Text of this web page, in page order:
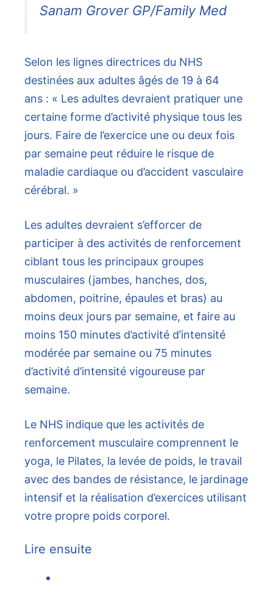
Sanam Grover GP/Family Med
Selon les lignes directrices du NHS
destinées aux adultes âgés de 19 à 64
ans : « Les adultes devraient pratiquer une
certaine forme d’activité physique tous les
jours. Faire de l’exercice une ou deux fois
par semaine peut réduire le risque de
maladie cardiaque ou d’accident vasculaire
cérébral. »
Les adultes devraient s’efforcer de
participer à des activités de renforcement
ciblant tous les principaux groupes
musculaires (jambes, hanches, dos,
abdomen, poitrine, épaules et bras) au
moins deux jours par semaine, et faire au
moins 150 minutes d’activité d’intensité
modérée par semaine ou 75 minutes
d’activité d’intensité vigoureuse par
semaine.
Le NHS indique que les activités de
renforcement musculaire comprennent le
yoga, le Pilates, la levée de poids, le travail
avec des bandes de résistance, le jardinage
intensif et la réalisation d’exercices utilisant
votre propre poids corporel.
Lire ensuite